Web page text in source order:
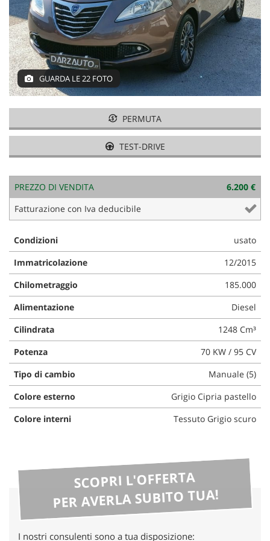
COMMERCIALI PEUGEOT E
CITROEN
ACQUISTIAMO USATO
ASSISTENZA E GOMMISTA
DICONO DI NOI
AZIENDA E CONTATTI
AREA COMMERCIANTI
GUARDA LE 22 FOTO
PERMUTA
TEST-DRIVE
PREZZO DI VENDITA
6.200 €
Fatturazione con Iva deducibile
Condizioni
usato
Immatricolazione
12/2015
Chilometraggio
185.000
Alimentazione
Diesel
Cilindrata
1248 Cm³
Potenza
70 KW / 95 CV
Tipo di cambio
Manuale (5)
Colore esterno
Grigio Cipria pastello
Colore interni
Tessuto Grigio scuro
SCOPRI L'OFFERTA
PER AVERLA SUBITO TUA!
I nostri consulenti sono a tua disposizione:
tracciamento
che
adottiamo
per
offrire
le
funzionalità
e
attività
di
descritte.
Per
ottenere
maggiori
informazioni
sull'utilità
sul
funzionamento
di
questi
strumenti
di
tracciamento
si
rimanda
alla
cookie
policy.
Puoi
rivedere
e
modificare
in
qualsiasi
momento.